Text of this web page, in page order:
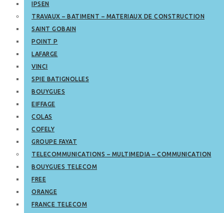
IPSEN
TRAVAUX – BATIMENT – MATERIAUX DE CONSTRUCTION
SAINT GOBAIN
POINT P
LAFARGE
VINCI
SPIE BATIGNOLLES
BOUYGUES
EIFFAGE
COLAS
COFELY
GROUPE FAYAT
TELECOMMUNICATIONS – MULTIMEDIA – COMMUNICATION
BOUYGUES TELECOM
FREE
ORANGE
FRANCE TELECOM